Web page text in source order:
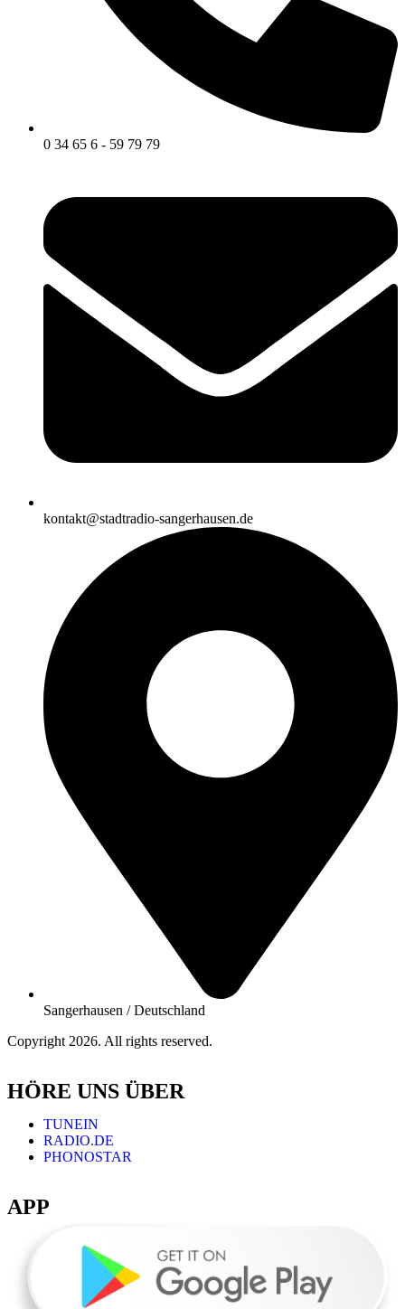
0 34 65 6 - 59 79 79
kontakt@stadtradio-sangerhausen.de
Sangerhausen / Deutschland
Copyright 2026. All rights reserved.
HÖRE UNS ÜBER
TUNEIN
RADIO.DE
PHONOSTAR
APP